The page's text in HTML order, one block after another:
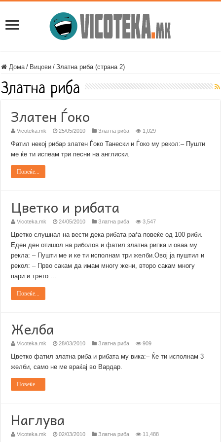
Дома / Вицови / Златна риба (страна 2)
Златна риба
Златен Ѓоко
Vicoteka.mk 25/05/2010 Златна риба 1,029
Фатил некој рибар златен Ѓоко Танески и Ѓоко му рекол:– Пушти
ме ќе ти испеам три песни на англиски.
Повеќе...
Цветко и рибата
Vicoteka.mk 24/05/2010 Златна риба 3,547
Цветко слушнал на вести дека рибата раѓа повеќе од 100 риби.
Еден ден отишол на риболов и фатил златна рипка и оваа му
рекла: – Пушти ме и ке ти исполнам три желби.Овој ја пуштил и
рекол: – Прво сакам да имам многу жени, второ сакам многу
пари и трето …
Повеќе...
Желба
Vicoteka.mk 28/03/2010 Златна риба 909
Цветко фатил златна риба и рибата му вика:– Ќе ти исполнам 3
желби, само не ме враќај во Вардар.
Повеќе...
Наглува
Vicoteka.mk 02/03/2010 Златна риба 11,488